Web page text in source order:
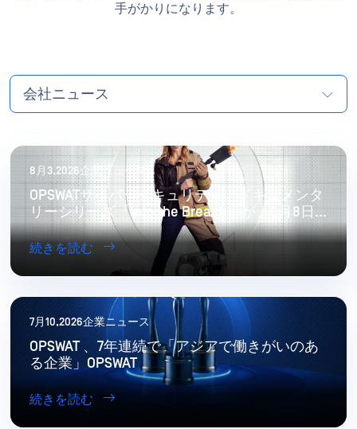
手がかりになります。
会社ニュース
8月3,2026企業ニュース
OPSWATサイバーセキュリティ・ドキュメンタ
リーシリーズ『Into the Breach』が、8月8日
にYouTubeで世界同時配信開始
続きを読む
7月10,2026企業ニュース
OPSWAT 、7年連続で「アジアで働きがいのあ
る企業」OPSWAT
続きを読む